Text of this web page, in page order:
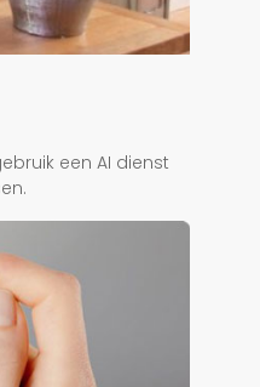
een AI dienst